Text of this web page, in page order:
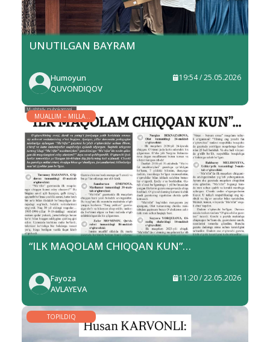
UNUTILGAN BAYRAM
Humoyun
QUVONDIQOV
19:54 / 25.05.2026
MUALLIM – MILLAT
YULDUZI
“ILK MAQOLAM CHIQQAN KUN”…
Fayoza
AVLAYEVA
11:20 / 22.05.2026
TOPILDIQ